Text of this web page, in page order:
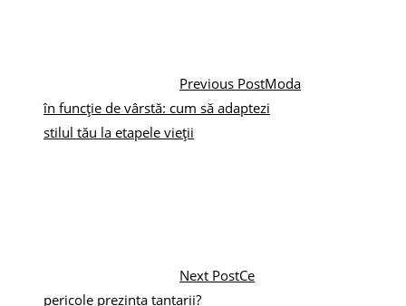
Previous PostModa
în funcție de vârstă: cum să adaptezi
stilul tău la etapele vieții
Next PostCe
pericole prezinta tantarii?